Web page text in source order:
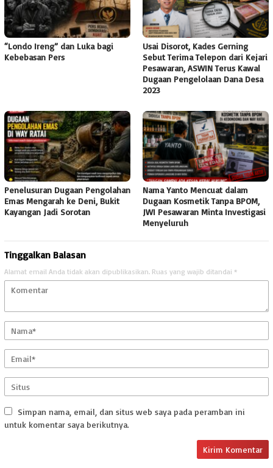
“Londo Ireng” dan Luka bagi
Kebebasan Pers
Usai Disorot, Kades Gerning
Sebut Terima Telepon dari Kejari
Pesawaran, ASWIN Terus Kawal
Dugaan Pengelolaan Dana Desa
2023
Penelusuran Dugaan Pengolahan
Emas Mengarah ke Deni, Bukit
Kayangan Jadi Sorotan
Nama Yanto Mencuat dalam
Dugaan Kosmetik Tanpa BPOM,
JWI Pesawaran Minta Investigasi
Menyeluruh
Tinggalkan Balasan
Alamat email Anda tidak akan dipublikasikan. Ruas yang wajib ditandai *
Simpan nama, email, dan situs web saya pada peramban ini
untuk komentar saya berikutnya.